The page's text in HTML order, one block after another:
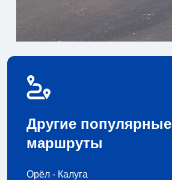
Другие популярные
маршруты
Орёл - Калуга